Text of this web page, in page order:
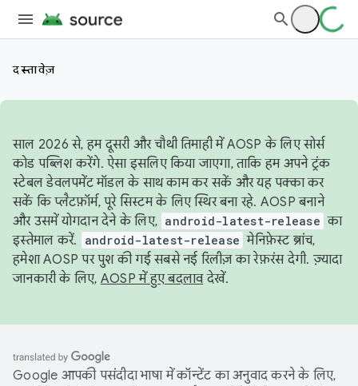
दस्तावेज़
साल 2026 से, हम दूसरी और चौथी तिमाही में AOSP के लिए सोर्स
कोड पब्लिश करेंगे. ऐसा इसलिए किया जाएगा, ताकि हम अपने ट्रंक
स्टेबल डेवलपमेंट मॉडल के साथ काम कर सकें और यह पक्का कर
सकें कि प्लैटफ़ॉर्म, पूरे सिस्टम के लिए स्थिर बना रहे. AOSP बनाने
और उसमें योगदान देने के लिए, android-latest-release का
इस्तेमाल करें.
android-latest-release मेनिफ़ेस्ट ब्रांच,
हमेशा AOSP पर पुश की गई सबसे नई रिलीज़ का रेफ़रंस देगी. ज़्यादा
जानकारी के लिए, AOSP में हुए बदलावदेखें.
Google आपकी पसंदीदा भाषा में कॉन्टेंट का अनुवाद करने के लिए,